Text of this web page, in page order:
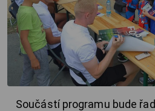
Součástí programu bude